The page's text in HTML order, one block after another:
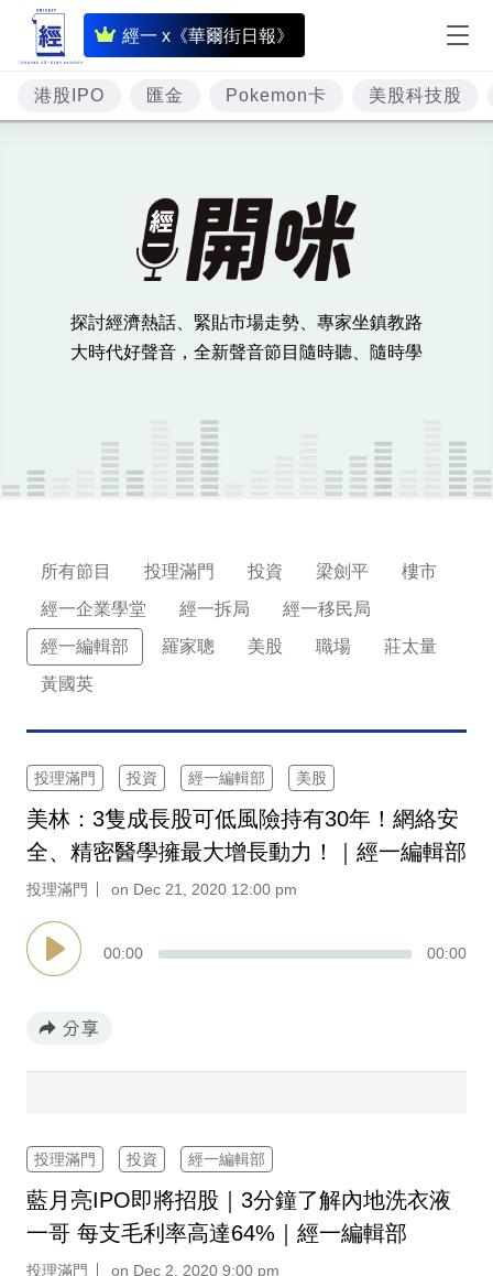
經一 x《華爾街日報》
即
時
財
經
題
投
資
樓
市
商
職
場
時
事
專
欄
港股IPO 匯金 Pokemon卡 美股科技股
探討經濟熱話、緊貼市場走勢、專家坐鎮教路
大時代好聲音，全新聲音節目隨時聽、隨時學
所有節目 投理滿門 投資 梁劍平
樓市
經一企業學堂
經一拆局
經一移民局
經一編輯部
羅家聰 美股 職場
莊太量
黃國英
投理滿門 投資 經一編輯部 美股
美林：3隻成長股可低風險持有30年！網絡安
全、精密醫學擁最大增長動力！｜經一編輯部
投理滿門 on Dec 21, 2020 12:00 pm
00:00 00:00
投理滿門 投資 經一編輯部
藍月亮IPO即將招股｜3分鐘了解內地洗衣液
一哥 每支毛利率高達64%｜經一編輯部
投理滿門 on Dec 2, 2020 9:00 pm